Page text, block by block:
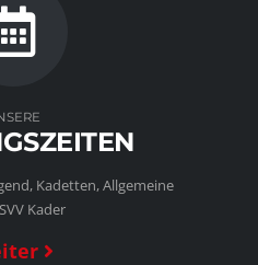
Kadetten, Allgemeine
Kader